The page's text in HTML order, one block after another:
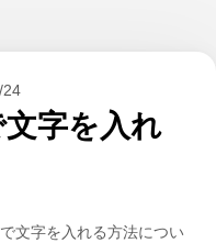
24
字を入れ
文字を入れる方法につい